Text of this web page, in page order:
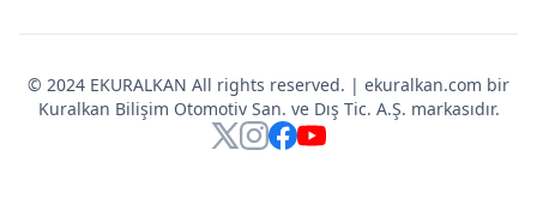
© 2024 EKURALKAN All rights reserved. | ekuralkan.com bir
Kuralkan Bilişim Otomotiv San. ve Dış Tic. A.Ş. markasıdır.